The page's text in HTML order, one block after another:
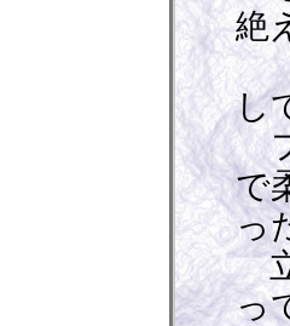
絶
『
し
フ
で
っ
立
っ